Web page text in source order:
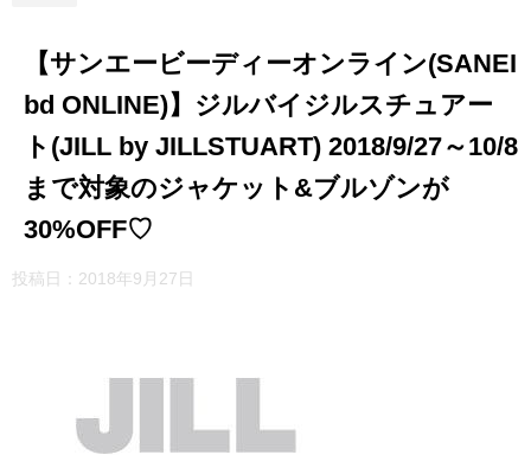
【サンエービーディーオンライン(SANEI
bd ONLINE)】ジルバイジルスチュアー
ト(JILL by JILLSTUART) 2018/9/27～10/8
まで対象のジャケット&ブルゾンが
30%OFF♡
投稿日： 2018年9月27日